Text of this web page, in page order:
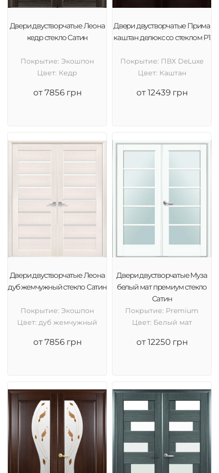
Двери двустворчатые Леона
кедр стекло Сатин
Покрытие: Экошпон
Цвет: Кедр
от 7856 грн
Двери двустворчатые Прима
каштан делюкс со стеклом Р1
Покрытие: ПВХ DeLuxe
Цвет: Каштан
от 12439 грн
Двери двустворчатые Леона
дуб жемчужный стекло Сатин
Покрытие: Экошпон
Цвет: дуб жемчужный
от 7856 грн
Двери двустворчатые Муза
белый мат премиум стекло
Сатин
Покрытие: Premium
Цвет: Белый мат
от 12250 грн